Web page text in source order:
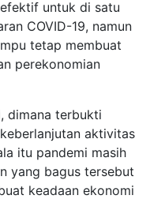
untuk di satu
COVID-19, namun
tetap membuat
perekonomian
dimana terbukti
aktivitas
itu pandemi masih
yang bagus tersebut
keadaan ekonomi